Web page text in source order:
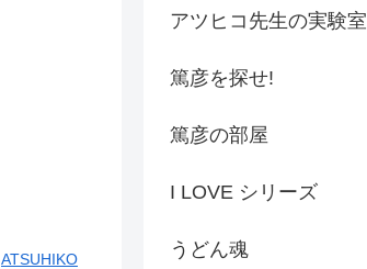
ATSUHIKO
アツヒコ先生の実験室
篤彦を探せ!
篤彦の部屋
I LOVE シリーズ
うどん魂